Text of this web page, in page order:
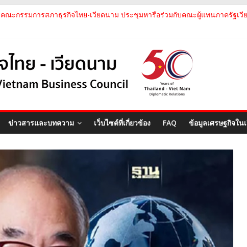
คณะกรรมการสภาธุรกิจไทย-เวียดนาม เข้าร่วมประชุมหารือคณะรัฐเวียดนาม
คณะกรรมการสภาธุรกิจไทย-เวียดนาม ประชุมหารือร่วมกับคณะผู้แทนภาครัฐเ
คณะกรรมการสภาธุรกิจไทย-เวียดนามร่วมคณะนายกรัฐมนตรีเยือนเวียดนาม อย่
ข่าวสารและบทความ เว็บไซต์ที่เกี่ยวข้อง FAQ ข้อมูลเศรษฐกิจใน